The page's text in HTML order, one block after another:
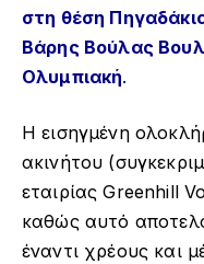
στη θέση
Βάρης Βούλας
Ολυμπιακή.
Η εισηγμένη
ακινήτου
εταιρίας Greenhill
καθώς αυτό
έναντι χρέους και